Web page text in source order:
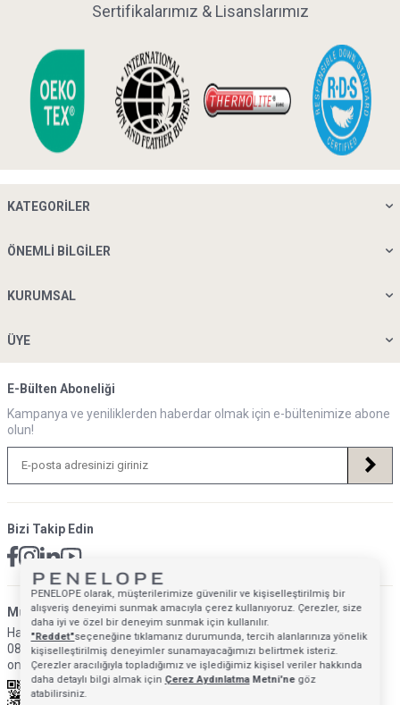
Sertifikalarımız & Lisanslarımız
KATEGORILER
ÖNEMLI BILGILER
KURUMSAL
ÜYE
E-Bülten Aboneliği
Kampanya ve yeniliklerden haberdar olmak için e-bültenimize abone
olun!
Bizi Takip Edin
Müsteri Hizmetleri İletişim Adresi
Hafta İçi: 09:00 - 18:00
0850 640 1993
onlinedestek@penelopebedroom.com
PENELOPE olarak, müşterilerimize güvenilir ve kişiselleştirilmiş bir
alışveriş deneyimi sunmak amacıyla çerez kullanıyoruz. Çerezler, size
daha iyi ve özel bir deneyim sunmak için kullanılır.
"Reddet"seçeneğine tıklamanız durumunda, tercih alanlarınıza yönelik
kişiselleştirilmiş deneyimler sunamayacağımızı belirtmek isteriz.
Çerezler aracılığıyla topladığımız ve işlediğimiz kişisel veriler hakkında
daha detaylı bilgi almak için Çerez AydınlatmaMetni'negöz
atabilirsiniz.